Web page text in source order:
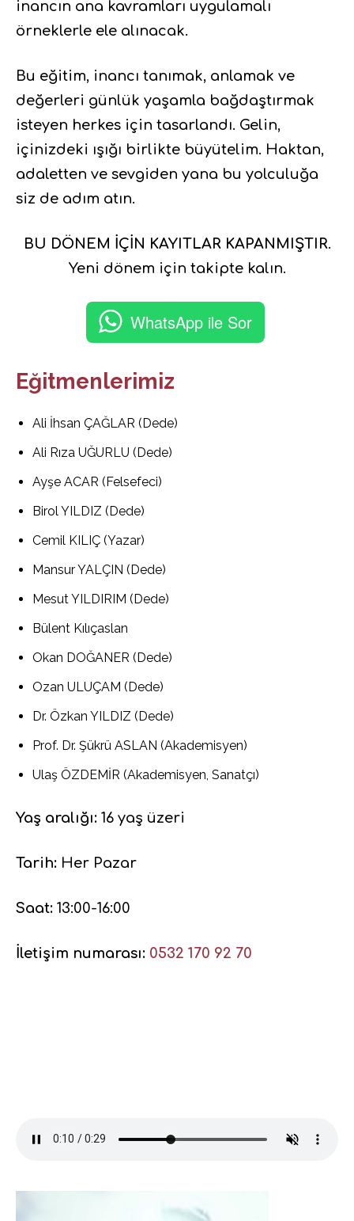
inancın ana kavramları uygulamalı
örneklerle ele alınacak.
Bu eğitim, inancı tanımak, anlamak ve
değerleri günlük yaşamla bağdaştırmak
isteyen herkes için tasarlandı. Gelin,
içinizdeki ışığı birlikte büyütelim. Haktan,
adaletten ve sevgiden yana bu yolculuğa
siz de adım atın.
BU DÖNEM İÇİN KAYITLAR KAPANMIŞTIR.
Yeni dönem için takipte kalın.
WhatsApp ile Sor
Eğitmenlerimiz
Ali İhsan ÇAĞLAR (Dede)
Ali Rıza UĞURLU (Dede)
Ayşe ACAR (Felsefeci)
Birol YILDIZ (Dede)
Cemil KILIÇ (Yazar)
Mansur YALÇIN (Dede)
Mesut YILDIRIM (Dede)
Bülent Kılıçaslan
Okan DOĞANER (Dede)
Ozan ULUÇAM (Dede)
Dr. Özkan YILDIZ (Dede)
Prof. Dr. Şükrü ASLAN (Akademisyen)
Ulaş ÖZDEMİR (Akademisyen, Sanatçı)
Yaş aralığı: 16 yaş üzeri
Tarih: Her Pazar
Saat: 13:00-16:00
İletişim numarası: 0532 170 92 70